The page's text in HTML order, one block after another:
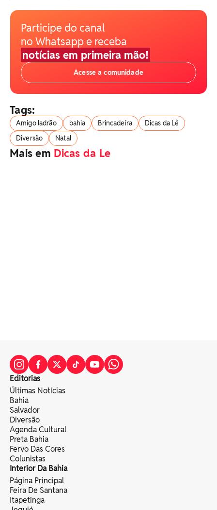
Participe do canal
no Whatsapp e receba
notícias em primeira mão!
Acesse a comunidade
Tags:
Amigo ladrão bahia Brincadeira
Dicas da Lê
Diversão
Natal
Mais em Dicas da Le
Editorias
Últimas Notícias
Bahia
Salvador
Diversão
Agenda Cultural
Preta Bahia
Fervo Das Cores
Colunistas
Interior Da Bahia
Página Principal
Feira De Santana
Itapetinga